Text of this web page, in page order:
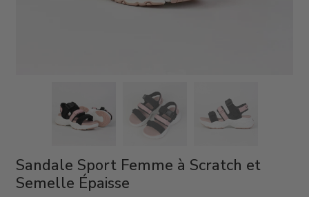
Sandale Sport Femme à Scratch et
Semelle Épaisse